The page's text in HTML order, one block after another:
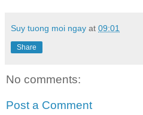
Suy tuong moi ngay at 09:01
Share
No comments:
Post a Comment